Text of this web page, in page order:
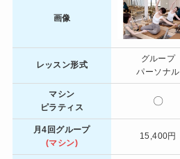
画像
レッスン形式
グループ
パーソナル
マシン
ピラティス
〇
月4回グループ
(マシン)
15,400円